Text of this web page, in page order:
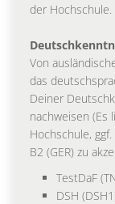
der Hochschule.
Von
das
Deiner
nachweisen (Es
Hochschule,
B2 (GER) zu
TestDaF
DSH